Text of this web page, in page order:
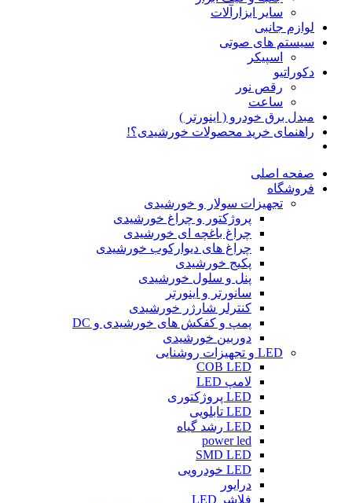
سایر ابزارآلات
لوازم جانبی
سیستم های صوتی
اسپیکر
دکوراتیو
رقص نور
ساعت
مبدل برق خودرو ( اینورتر )
راهنمای خرید محصولات خورشیدی؟!
صفحه اصلی
فروشگاه
تجهیزات سولار و خورشیدی
پروژکتور و چراغ خورشیدی
چراغ باغچه ای خورشیدی
چراغ های دیوارکوب خورشیدی
پکیج خورشیدی
پنل و سلول خورشیدی
سانورتر و اینورتر
کنترلر شارژر خورشیدی
پمپ و کفکش های خورشیدی و DC
دوربین خورشیدی
LED و تجهیزات روشنایی
COB LED
لامپ LED
LED پروژکتوری
LED تابلویی
LED رشد گیاه
power led
SMD LED
LED خودرویی
درایور
فلاشر LED